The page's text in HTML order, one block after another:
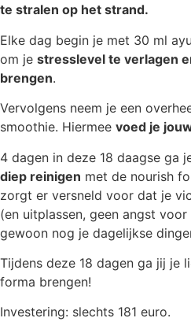
te stralen op het strand.
Elke dag begin je met 30 ml
om je stresslevel te verlagen
brengen.
Vervolgens neem je een
smoothie. Hiermee voed je
4 dagen in deze 18 daagse ga
diep reinigen met de nourish
zorgt er versneld voor dat je
(en uitplassen, geen angst
gewoon nog je dagelijkse
Tijdens deze 18 dagen ga jij je
forma brengen!
Investering: slechts 181 euro.